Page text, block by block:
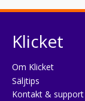
Klicket
Om Klicket
Säljtips
Kontakt & support